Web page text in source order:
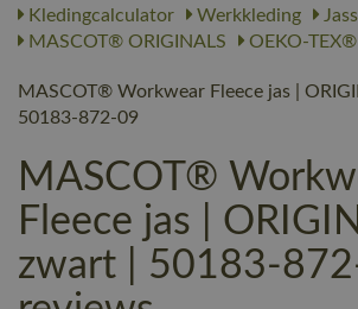
Kledingcalculator
Werkkleding
MASCOT® ORIGINALS
OEKO-
MASCOT® Workwear Fleece jas |
50183-872-09
MASCOT®
Fleece jas |
zwart | 50183-